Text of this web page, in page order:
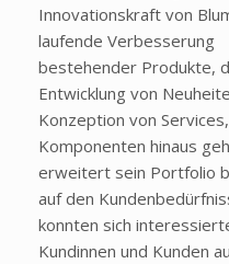
Innovationskraft von
laufende Verbesserung
bestehender Produkte,
Entwicklung von
Konzeption von
Komponenten hinaus
erweitert sein Portfolio
auf den
konnten sich
Kundinnen und Kunden